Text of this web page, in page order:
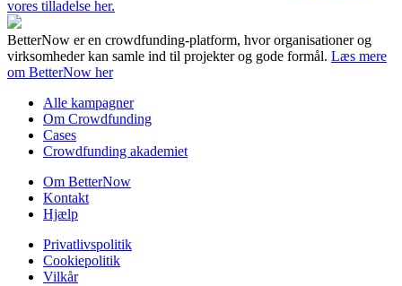
vores tilladelse her.
BetterNow er en crowdfunding-platform, hvor organisationer og
virksomheder kan samle ind til projekter og gode formål. Læs mere
om BetterNow her
Alle kampagner
Om Crowdfunding
Cases
Crowdfunding akademiet
Om BetterNow
Kontakt
Hjælp
Privatlivspolitik
Cookiepolitik
Vilkår